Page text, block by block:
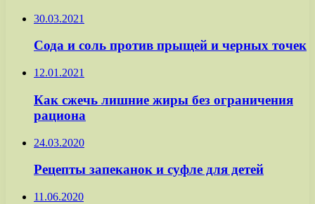
30.03.2021
Сода и соль против прыщей и черных точек
12.01.2021
Как сжечь лишние жиры без ограничения
рациона
24.03.2020
Рецепты запеканок и суфле для детей
11.06.2020